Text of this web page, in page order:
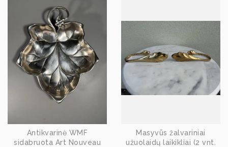
Antikvarinė WMF
sidabruota Art Nouveau
Masyvūs žalvariniai
užuolaidų laikikliai (2 vnt.